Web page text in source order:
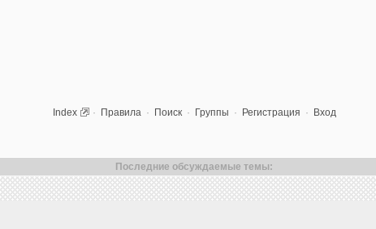
Index · Правила · Поиск · Группы · Регистрация · Вход
Последние обсуждаемые темы: